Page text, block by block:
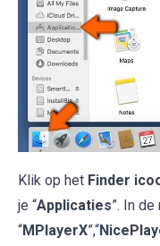
Klik op het Finder
je “Applicaties”. In
“MPlayerX”,“